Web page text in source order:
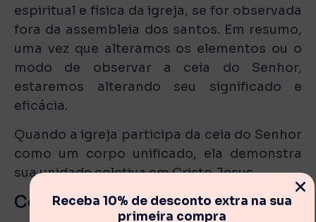
espiritual e física da igreja, se for observada
fora da assembleia dos santos. Em resumo,
uma vez que alteramos os elementos ou o
modo de observar a ceia do Senhor,
estaremos alterando seu significado e
eficácia.
Quando a igreja participa da ceia do Senhor
como um corpo unificado, ela demonstra
sua unidade coletiva em Cristo Jesus.
Conclusão
Receba 10% de desconto extra na sua
primeira compra